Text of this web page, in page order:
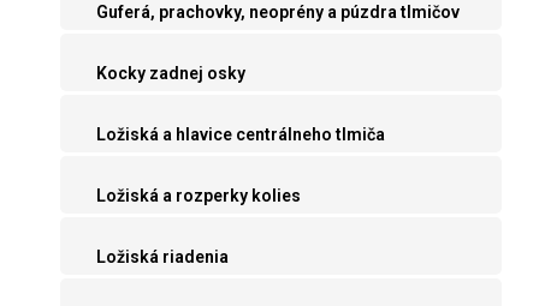
Guferá, prachovky, neoprény a púzdra tlmičov
Kocky zadnej osky
Ložiská a hlavice centrálneho tlmiča
Ložiská a rozperky kolies
Ložiská riadenia